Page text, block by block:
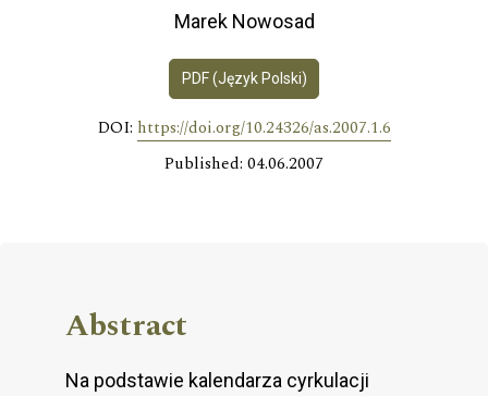
Marek Nowosad
PDF (Język Polski)
DOI: https://doi.org/10.24326/as.2007.1.6
Published: 04.06.2007
Abstract
Na podstawie kalendarza cyrkulacji